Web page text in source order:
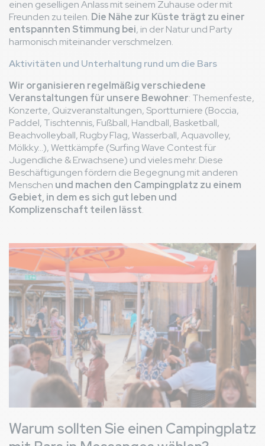
einen geselligen Anlass mit seinem Zuhause oder mit
Freunden zu teilen. Die Nähe zur Küste trägt zu einer
entspannten Stimmung bei, in der Natur und Party
harmonisch miteinander verschmelzen.
Aktivitäten und Unterhaltung rund um die Bars
Wir organisieren regelmäßig verschiedene
Veranstaltungen für unsere Bewohner: Themenfeste,
Konzerte, Quizveranstaltungen, Sportturniere (Boccia,
Paddel, Tischtennis, Fußball, Handball, Basketball,
Beachvolleyball, Rugby Flag, Wasserball, Aquavolley,
Mölkky...), Wettkämpfe (Surfing Wave Contest für
Jugendliche & Erwachsene) und vieles mehr. Diese
Beschäftigungen fördern die Begegnung mit anderen
Menschen und machen den Campingplatz zu einem
Gebiet, in dem es sich gut leben und
Komplizenschaft teilen lässt.
Bild
Warum sollten Sie einen Campingplatz